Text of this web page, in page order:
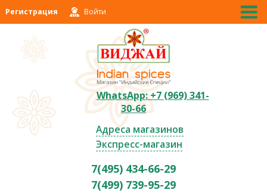
Регистрация Войти
WhatsApp: +7 (969) 341-
30-66
Адреса магазинов
Экспресс-магазин
7(495) 434-66-29
7(499) 739-95-29